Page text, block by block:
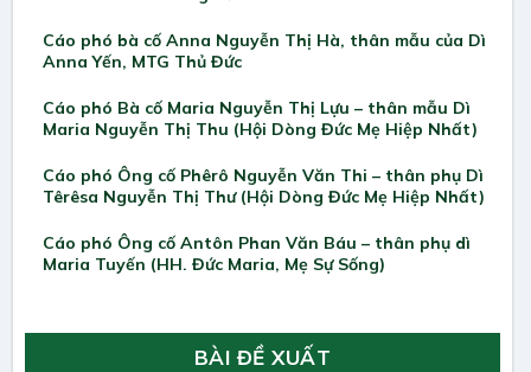
Cáo phó bà cố Anna Nguyễn Thị Hà, thân mẫu của Dì
Anna Yến, MTG Thủ Đức
Cáo phó Bà cố Maria Nguyễn Thị Lựu – thân mẫu Dì
Maria Nguyễn Thị Thu (Hội Dòng Đức Mẹ Hiệp Nhất)
Cáo phó Ông cố Phêrô Nguyễn Văn Thi – thân phụ Dì
Têrêsa Nguyễn Thị Thư (Hội Dòng Đức Mẹ Hiệp Nhất)
Cáo phó Ông cố Antôn Phan Văn Báu – thân phụ dì
Maria Tuyến (HH. Đức Maria, Mẹ Sự Sống)
BÀI ĐỀ XUẤT